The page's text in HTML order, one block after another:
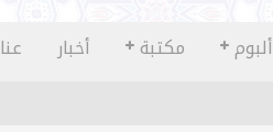
ألبوم مكتبة أخبار عنا